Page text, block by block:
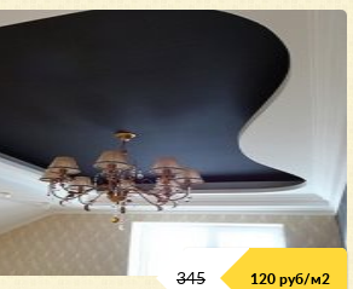
345 120 руб/м2